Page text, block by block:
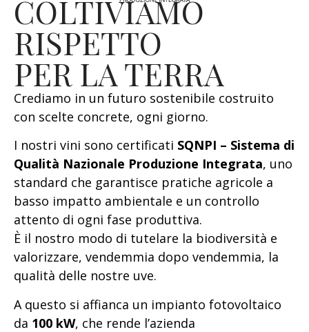
COLTIVIAMO
RISPETTO
PER LA TERRA
Crediamo in un futuro sostenibile costruito
con scelte concrete, ogni giorno.
I nostri vini sono certificati SQNPI – Sistema di
Qualità Nazionale Produzione Integrata, uno
standard che garantisce pratiche agricole a
basso impatto ambientale e un controllo
attento di ogni fase produttiva.
È il nostro modo di tutelare la biodiversità e
valorizzare, vendemmia dopo vendemmia, la
qualità delle nostre uve.
A questo si affianca un impianto fotovoltaico
da 100 kW, che rende l’azienda